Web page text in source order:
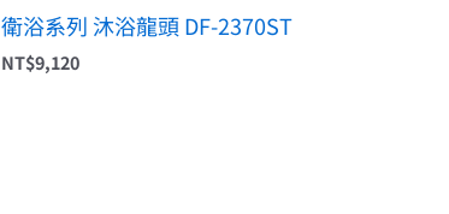
衛浴系列 沐浴龍頭 DF-2370ST
NT$9,120